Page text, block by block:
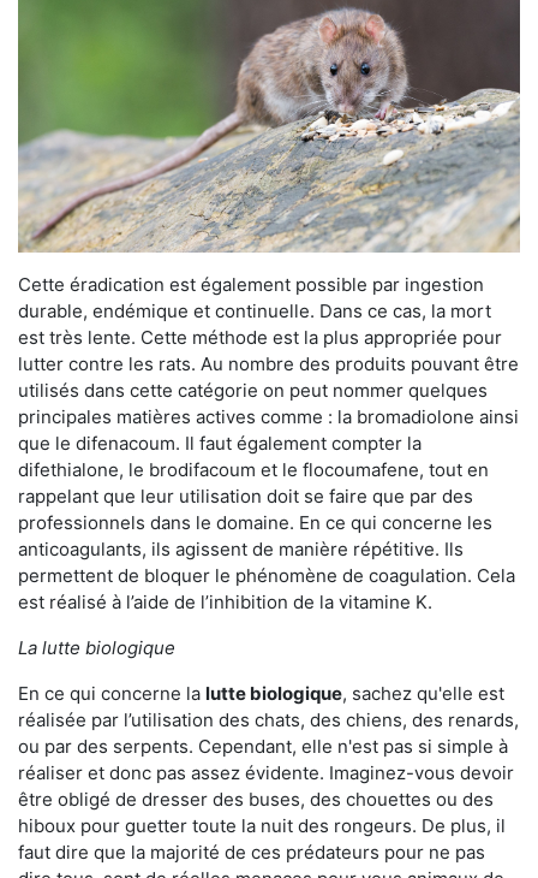
Cette éradication est également possible par ingestion
durable, endémique et continuelle. Dans ce cas, la mort
est très lente. Cette méthode est la plus appropriée pour
lutter contre les rats. Au nombre des produits pouvant être
utilisés dans cette catégorie on peut nommer quelques
principales matières actives comme : la bromadiolone ainsi
que le difenacoum. Il faut également compter la
difethialone, le brodifacoum et le flocoumafene, tout en
rappelant que leur utilisation doit se faire que par des
professionnels dans le domaine. En ce qui concerne les
anticoagulants, ils agissent de manière répétitive. Ils
permettent de bloquer le phénomène de coagulation. Cela
est réalisé à l’aide de l’inhibition de la vitamine K.
La lutte biologique
En ce qui concerne la lutte biologique, sachez qu'elle est
réalisée par l’utilisation des chats, des chiens, des renards,
ou par des serpents. Cependant, elle n'est pas si simple à
réaliser et donc pas assez évidente. Imaginez-vous devoir
être obligé de dresser des buses, des chouettes ou des
hiboux pour guetter toute la nuit des rongeurs. De plus, il
faut dire que la majorité de ces prédateurs pour ne pas